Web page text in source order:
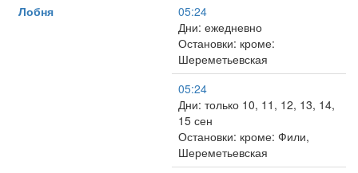
Лобня
05:24
Дни: ежедневно
Остановки: кроме:
Шереметьевская
05:24
Дни: только 10, 11, 12, 13, 14,
15 сен
Остановки: кроме: Фили,
Шереметьевская